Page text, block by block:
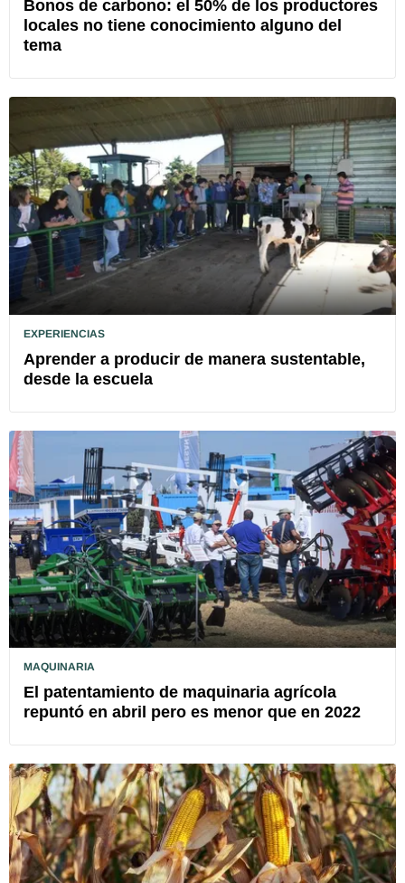
Bonos de carbono: el 50% de los productores
locales no tiene conocimiento alguno del
tema
EXPERIENCIAS
Aprender a producir de manera sustentable,
desde la escuela
MAQUINARIA
El patentamiento de maquinaria agrícola
repuntó en abril pero es menor que en 2022